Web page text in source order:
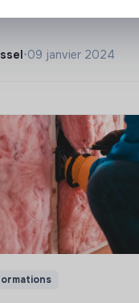
•09 janvier 2024